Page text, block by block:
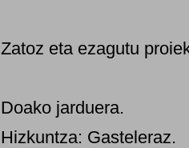
Zatoz eta ezagutu
Doako jarduera.
Hizkuntza: Gasteleraz.